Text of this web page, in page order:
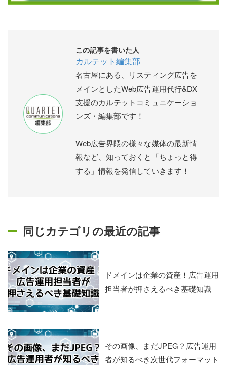
この記事を書いた人
カルテット編集部
名古屋にある、リスティング広告を
メインとしたWeb広告運用代行&DX
支援のカルテットコミュニケーショ
ンズ・編集部です！
Web広告界隈の様々な媒体の最新情
報など、知っておくと「ちょっと得
する」情報を発信していきます！
同じカテゴリの最近の記事
ドメインは企業の資産！広告運用
担当者が押さえるべき基礎知識
その画像、まだJPEG？広告運用
者が知るべき次世代フォーマット